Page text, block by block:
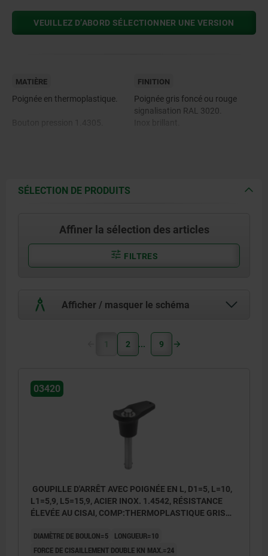
VEUILLEZ D’ABORD SÉLECTIONNER UNE VERSION
MATIÈRE
Poignée en thermoplastique.
Ressort de pression en Inox
FINITION
Poignée gris foncé ou rouge
signalisation RAL 3020.
SÉLECTION DE PRODUITS
Affiner la sélection des articles
FILTRES
Afficher / masquer le schéma
1 2 9
03420
GOUPILLE D'ARRÊT AVEC POIGNÉE EN L, D1=5, L=10,
L1=5,9, L5=15,9, ACIER INOX. 1.4542, RÉSISTANCE
ÉLEVÉE AU CISAI, COMP:THERMOPLASTIQUE GRIS
DIAMÈTRE DE BOULON=5
LONGUEUR=10
FORCE DE CISAILLEMENT DOUBLE KN MAX.=24